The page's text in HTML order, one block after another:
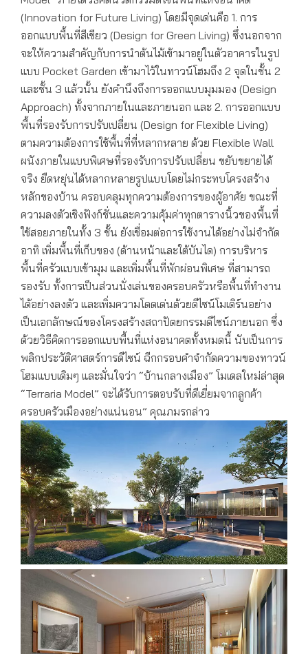
(Innovation for Future Living) โดยมีจุดเด่นคือ 1. การ
ออกแบบพื้นที่สีเขียว (Design for Green Living) ซึ่งนอกจาก
จะให้ความสำคัญกับการนำต้นไม้เข้ามาอยู่ในตัวอาคารในรูป
แบบ Pocket Garden เข้ามาไว้ในทาวน์โฮมถึง 2 จุดในชั้น 2
และชั้น 3 แล้วนั้น ยังคำนึงถึงการออกแบบมุมมอง (Design
Approach) ทั้งจากภายในและภายนอก และ 2. การออกแบบ
พื้นที่รองรับการปรับเปลี่ยน (Design for Flexible Living)
ตามความต้องการใช้พื้นที่ที่หลากหลาย ด้วย Flexible Wall
ผนังภายในแบบพิเศษที่รองรับการปรับเปลี่ยน ขยับขยายได้
จริง ยืดหยุ่นได้หลากหลายรูปแบบโดยไม่กระทบโครงสร้าง
หลักของบ้าน ครอบคลุมทุกความต้องการของผู้อาศัย ขณะที่
ความลงตัวเชิงฟังก์ชั่นและความคุ้มค่าทุกตารางนิ้วของพื้นที่
ใช้สอยภายในทั้ง 3 ชั้น ยังเชื่อมต่อการใช้งานได้อย่างไม่จำกัด
อาทิ เพิ่มพื้นที่เก็บของ (ด้านหน้าและใต้บันได) การบริหาร
พื้นที่ครัวแบบเข้ามุม และเพิ่มพื้นที่พักผ่อนพิเศษ ที่สามารถ
รองรับ ทั้งการเป็นส่วนนั่งเล่นของครอบครัวหรือพื้นที่ทำงาน
ได้อย่างลงตัว และเพิ่มความโดดเด่นด้วยดีไซน์โมเดิร์นอย่าง
เป็นเอกลักษณ์ของโครงสร้างสถาปัตยกรรมดีไซน์ภายนอก ซึ่ง
ด้วยวิธีคิดการออกแบบพื้นที่แห่งอนาคตทั้งหมดนี้ นับเป็นการ
พลิกประวัติศาสตร์การดีไซน์ ฉีกกรอบคำจำกัดความของทาวน์
โฮมแบบเดิมๆ และมั่นใจว่า “บ้านกลางเมือง” โมเดลใหม่ล่าสุด
“Terraria Model” จะได้รับการตอบรับที่ดีเยี่ยมจากลูกค้า
ครอบครัวเมืองอย่างแน่นอน” คุณภมรกล่าว